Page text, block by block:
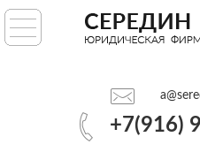
+7(916)